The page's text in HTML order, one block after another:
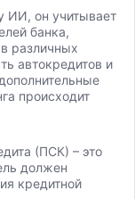
ИИ, он учитывает
банка,
различных
автокредитов и
происходит
(ПСК) – это
должен
кредитной